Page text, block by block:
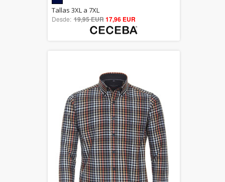
5.00
out of 5
Tallas 3XL a 7XL
Desde: 19,95 EUR17,96 EUR